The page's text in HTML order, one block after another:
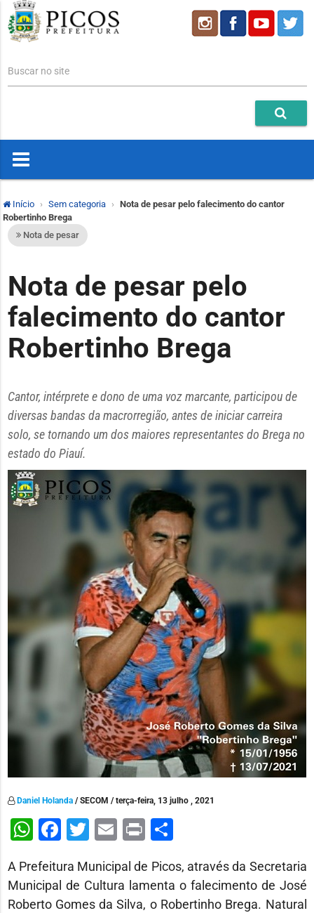
Buscar no site
Início Sem categoria
Nota de pesar pelo falecimento do cantor
Robertinho Brega
Nota de pesar
Nota de pesar pelo
falecimento do cantor
Robertinho Brega
Cantor, intérprete e dono de uma voz marcante, participou de
diversas bandas da macrorregião, antes de iniciar carreira
solo, se tornando um dos maiores representantes do Brega no
estado do Piauí.
Daniel Holanda/ SECOM / terça-feira, 13 julho , 2021
WhatsApp
Facebook
Twitter
Email
PrintShare
A Prefeitura Municipal de Picos, através da Secretaria
Municipal de Cultura lamenta o falecimento de José
Roberto Gomes da Silva, o Robertinho Brega. Natural